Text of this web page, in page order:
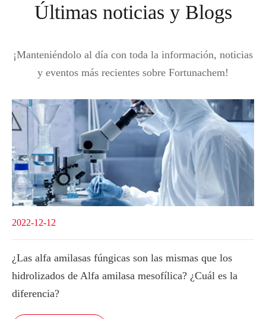
Últimas noticias y Blogs
¡Manteniéndolo al día con toda la información, noticias
y eventos más recientes sobre Fortunachem!
2022-12-12
¿Las alfa amilasas fúngicas son las mismas que los
hidrolizados de Alfa amilasa mesofílica? ¿Cuál es la
diferencia?